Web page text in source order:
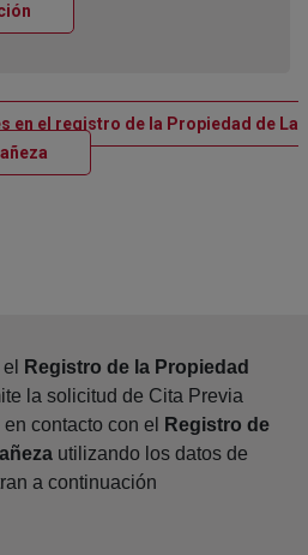
en el registro de la Propiedad de La
Ventana nueva
Registro de la Propiedad
la solicitud de Cita Previa
contacto con el
Registro de
utilizando los datos de
a continuación